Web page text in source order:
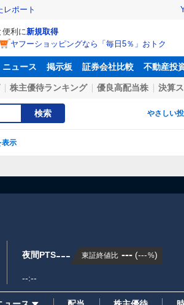
レポート
便利に新規取得
ヤフーショッピングなら「毎日5％」おトク
ニュース 掲示板 証券会社比較 不動産投
株主優待ランキング 優良高配当株 決算
検索 やさしい
表示
夜間PTS--- 東証終値比 --- (---%)
--:--